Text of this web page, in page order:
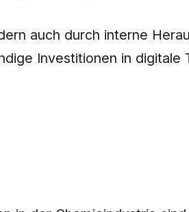
auch durch interne
Investitionen in digitale